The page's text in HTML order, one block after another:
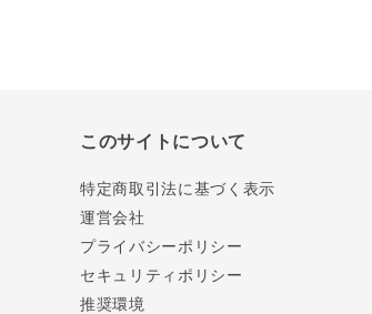
このサイトについて
特定商取引法に基づく表示
運営会社
プライバシーポリシー
セキュリティポリシー
推奨環境